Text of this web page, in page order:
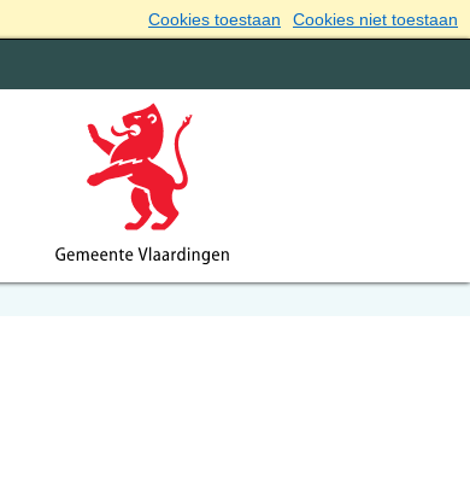
Cookies toestaan Cookies niet toestaan